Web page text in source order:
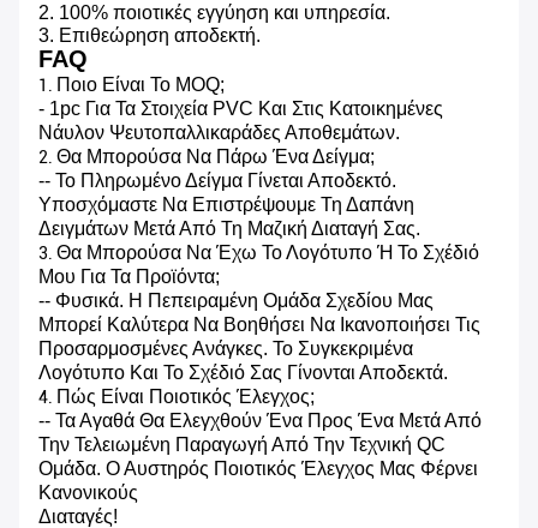
2. 100% ποιοτικές εγγύηση και υπηρεσία.
3. Επιθεώρηση αποδεκτή.
FAQ
1. Ποιο Είναι Το MOQ;
- 1pc Για Τα Στοιχεία PVC Και Στις Κατοικημένες
Νάυλον Ψευτοπαλλικαράδες Αποθεμάτων.
2. Θα Μπορούσα Να Πάρω Ένα Δείγμα;
-- Το Πληρωμένο Δείγμα Γίνεται Αποδεκτό.
Υποσχόμαστε Να Επιστρέψουμε Τη Δαπάνη
Δειγμάτων Μετά Από Τη Μαζική Διαταγή Σας.
3. Θα Μπορούσα Να Έχω Το Λογότυπο Ή Το Σχέδιό
Μου Για Τα Προϊόντα;
-- Φυσικά. Η Πεπειραμένη Ομάδα Σχεδίου Μας
Μπορεί Καλύτερα Να Βοηθήσει Να Ικανοποιήσει Τις
Προσαρμοσμένες Ανάγκες. Το Συγκεκριμένα
Λογότυπο Και Το Σχέδιό Σας Γίνονται Αποδεκτά.
4. Πώς Είναι Ποιοτικός Έλεγχος;
-- Τα Αγαθά Θα Ελεγχθούν Ένα Προς Ένα Μετά Από
Την Τελειωμένη Παραγωγή Από Την Τεχνική QC
Ομάδα. Ο Αυστηρός Ποιοτικός Έλεγχος Μας Φέρνει
Κανονικούς
Διαταγές!